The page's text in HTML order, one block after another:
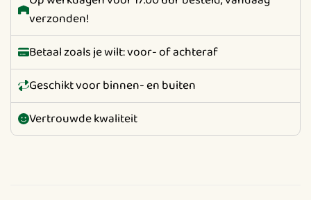
verzonden!
Betaal zoals je wilt: voor- of achteraf
Geschikt voor binnen- en buiten
Vertrouwde kwaliteit